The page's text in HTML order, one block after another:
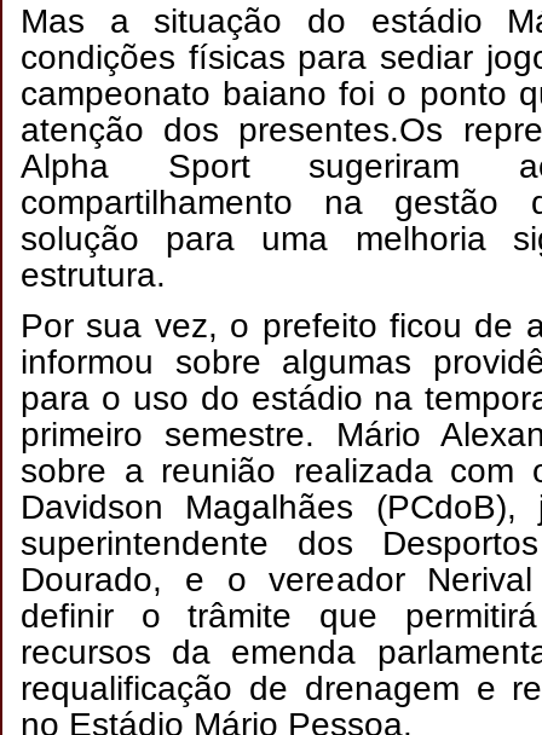
Mas a situação do estádio
condições físicas para sediar
campeonato baiano foi o ponto
atenção dos presentes.Os
Alpha Sport sugeriram
compartilhamento na gestão
solução para uma melhoria
estrutura.
Por sua vez, o prefeito ficou de
informou sobre algumas
para o uso do estádio na
primeiro semestre. Mário
sobre a reunião realizada com
Davidson Magalhães
superintendente dos
Dourado, e o vereador
definir o trâmite que
recursos da emenda
requalificação de drenagem e
no Estádio Mário Pessoa.